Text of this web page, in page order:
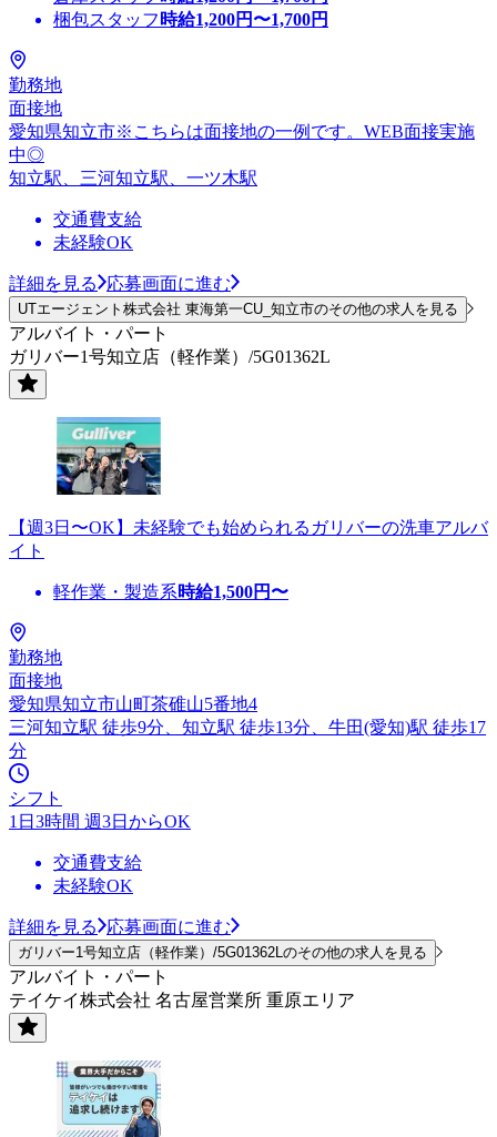
梱包スタッフ 時給1,200円〜1,700円
勤務地
面接地
愛知県知立市※こちらは面接地の一例です。WEB面接実施
中◎
知立駅、三河知立駅、一ツ木駅
交通費支給
未経験OK
詳細を見る 応募画面に進む
UTエージェント株式会社 東海第一CU_知立市のその他の求人を見る
アルバイト・パート
ガリバー1号知立店（軽作業）/5G01362L
【週3日〜OK】未経験でも始められるガリバーの洗車アルバ
イト
軽作業・製造系時給1,500円〜
勤務地
面接地
愛知県知立市山町茶碓山5番地4
三河知立駅 徒歩9分、知立駅 徒歩13分、牛田(愛知)駅 徒歩17
分
シフト
1日3時間 週3日からOK
交通費支給
未経験OK
詳細を見る 応募画面に進む
ガリバー1号知立店（軽作業）/5G01362Lのその他の求人を見る
アルバイト・パート
テイケイ株式会社 名古屋営業所 重原エリア